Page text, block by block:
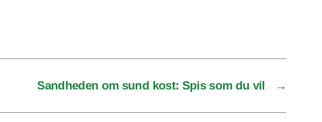
→
Sandheden om sund kost: Spis som du vil